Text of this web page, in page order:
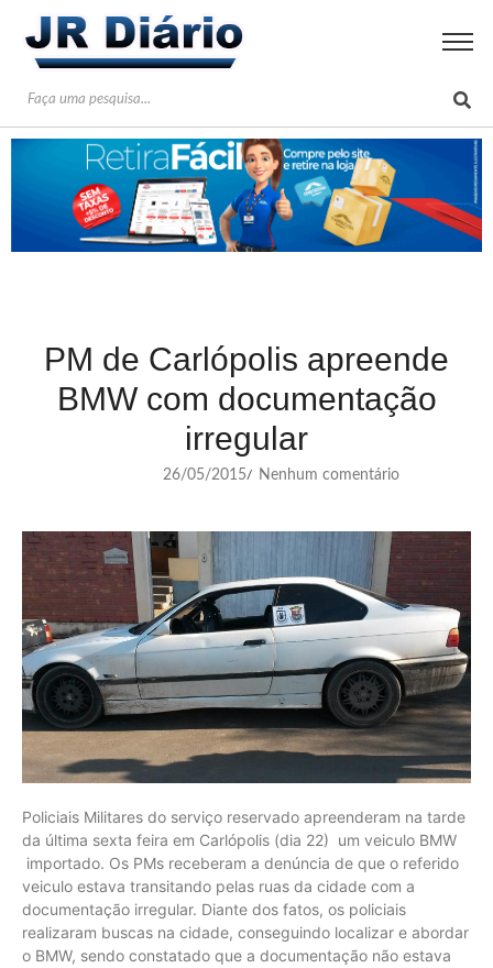
PM de Carlópolis apreende
BMW com documentação
irregular
26/05/2015/ Nenhum comentário
Policiais Militares do serviço reservado apreenderam na tarde
da última sexta feira em Carlópolis (dia 22) um veiculo BMW
importado. Os PMs receberam a denúncia de que o referido
veiculo estava transitando pelas ruas da cidade com a
documentação irregular. Diante dos fatos, os policiais
realizaram buscas na cidade, conseguindo localizar e abordar
o BMW, sendo constatado que a documentação não estava